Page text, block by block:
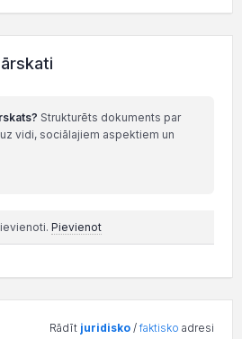
Strukturēts dokuments par
vidi, sociālajiem aspektiem un
Pievienot
Rādīt juridisko /faktisko adresi